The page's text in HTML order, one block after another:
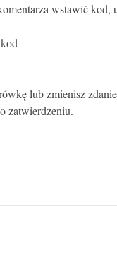
wstawić kod,
lub zmienisz
zatwierdzeniu.